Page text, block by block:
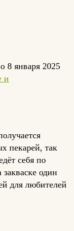
января 2025
и
пекарей, так
себя по
один
для любителей